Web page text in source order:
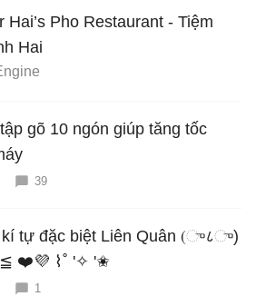
Hai’s Pho Restaurant - Tiệm
Hai
gõ 10 ngón giúp tăng tốc
39
kí tự đặc biệt Liên Quân (ு८ு)
❤️💜 ⌇˚ '✧ '✬
1